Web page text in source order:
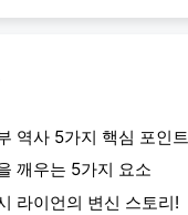
역사 5가지 핵심 포인트
깨우는 5가지 요소
라이언의 변신 스토리!